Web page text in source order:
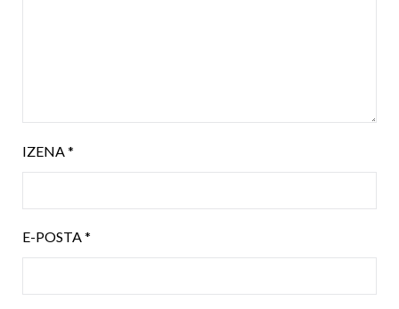
IZENA*
E-POSTA*